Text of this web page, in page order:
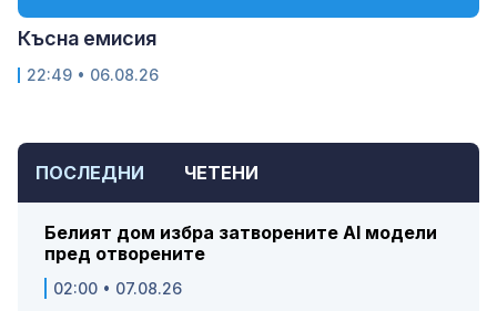
ПОСЛЕДНИ ЧЕТЕНИ
Белият дом избра затворените AI модели
пред отворените
02:00 • 07.08.26
Късна емисия
22:49 • 06.08.26